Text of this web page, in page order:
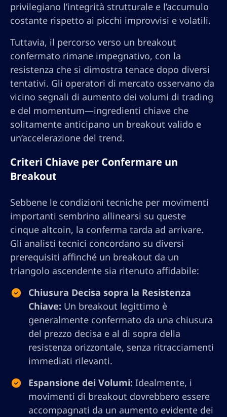
privilegiano l’integrità strutturale e l’accumulo
costante rispetto ai picchi improvvisi e volatili.
Tuttavia, il percorso verso un breakout
confermato rimane impegnativo, con la
resistenza che si dimostra tenace dopo diversi
tentativi. Gli operatori di mercato osservano da
vicino segnali di aumento dei volumi di trading
e del momentum—ingredienti chiave che
solitamente anticipano un breakout valido e
un’accelerazione del trend.
Criteri Chiave per Confermare un
Breakout
Sebbene le condizioni tecniche per movimenti
importanti sembrino allinearsi su queste
cinque altcoin, la conferma tarda ad arrivare.
Gli analisti tecnici concordano su diversi
prerequisiti affinché un breakout da un
triangolo ascendente sia ritenuto affidabile:
Chiusura Decisa sopra la Resistenza
Chiave: Un breakout legittimo è
generalmente confermato da una chiusura
del prezzo decisa e al di sopra della
resistenza orizzontale, senza ritracciamenti
immediati rilevanti.
Espansione dei Volumi: Idealmente, i
movimenti di breakout dovrebbero essere
accompagnati da un aumento evidente dei